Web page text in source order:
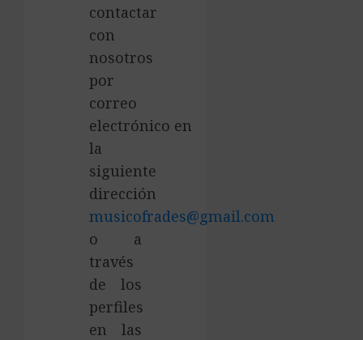
contactar
con
nosotros
por
correo
electrónico en
la
siguiente
dirección
musicofrades@gmail.com
o a
través
de los
perfiles
en las